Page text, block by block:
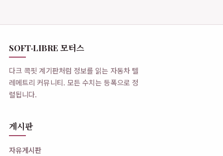
SOFT·LIBRE 모터스
다크 콕핏 계기판처럼 정보를 읽는 자동차 텔
레메트리 커뮤니티. 모든 수치는 등폭으로 정
렬됩니다.
게시판
자유게시판